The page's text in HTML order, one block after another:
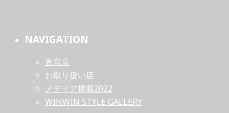
NAVIGATION
直営店
お取り扱い店
メディア掲載2022
WINWIN STYLE GALLERY